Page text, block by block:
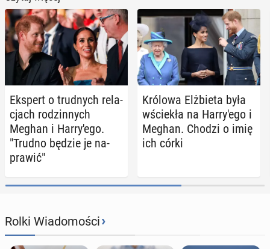
Ekspert o trud­nych re­la­
cjach ro­dzin­nych
Meghan i Har­ry­'e­go.
"Trudno będzie je na­
pra­wić"
Królowa Elż­bie­ta była
wście­kła na Har­ry­'e­go i
Meghan. Chodzi o imię
ich córki
Rolki Wiadomości›